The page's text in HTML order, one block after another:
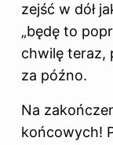
zejść w dół
„będę to
chwilę teraz,
za późno.
Na
końcowych!